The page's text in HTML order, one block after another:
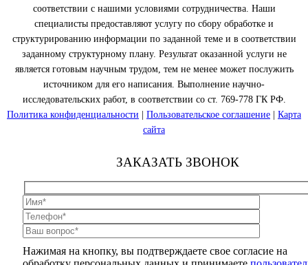
соответствии с нашими условиями сотрудничества. Наши
специалисты предоставляют услугу по сбору обработке и
структурированию информации по заданной теме и в соответствии
заданному структурному плану. Результат оказанной услуги не
является готовым научным трудом, тем не менее может послужить
источником для его написания. Выполнение научно-
исследовательских работ, в соответствии со ст. 769-778 ГК РФ.
Политика конфиденциальности
Пользовательское соглашение
Карта
сайта
ЗАКАЗАТЬ ЗВОНОК
Нажимая на кнопку, вы подтверждаете свое согласие на